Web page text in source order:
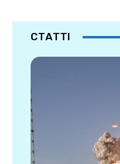
СТАТТІ